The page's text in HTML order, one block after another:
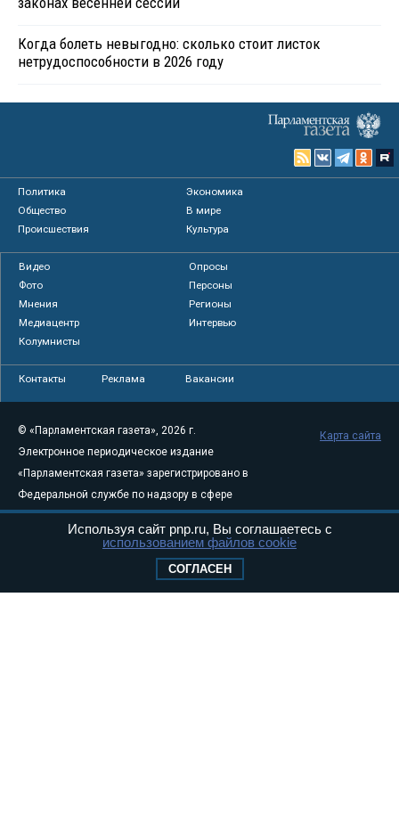
Когда болеть невыгодно: сколько стоит листок
нетрудоспособности в 2026 году
Политика
Экономика
Общество
В мире
Происшествия
Культура
Видео
Опросы
Фото
Персоны
Мнения
Регионы
Медиацентр
Интервью
Колумнисты
Контакты Реклама Вакансии
© «Парламентская газета», 2026 г.
Электронное периодическое издание
«Парламентская газета» зарегистрировано в
Федеральной службе по надзору в сфере
связи, информационных технологий и
массовых коммуникаций (Роскомнадзор) 05
Свидетельство о регистрации Эл № ФС77-
Карта сайта
Используя сайт pnp.ru, Вы соглашаетесь с
использованием файлов cookie
СОГЛАСЕН